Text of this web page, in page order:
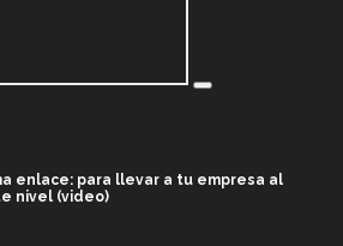
enlace: para llevar a tu empresa al
nivel (video)